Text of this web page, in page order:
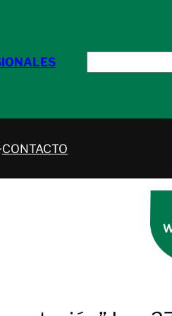
CONTACTO